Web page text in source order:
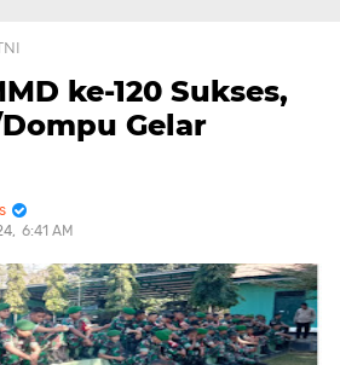
ke-120 Sukses,
Gelar
6:41 AM